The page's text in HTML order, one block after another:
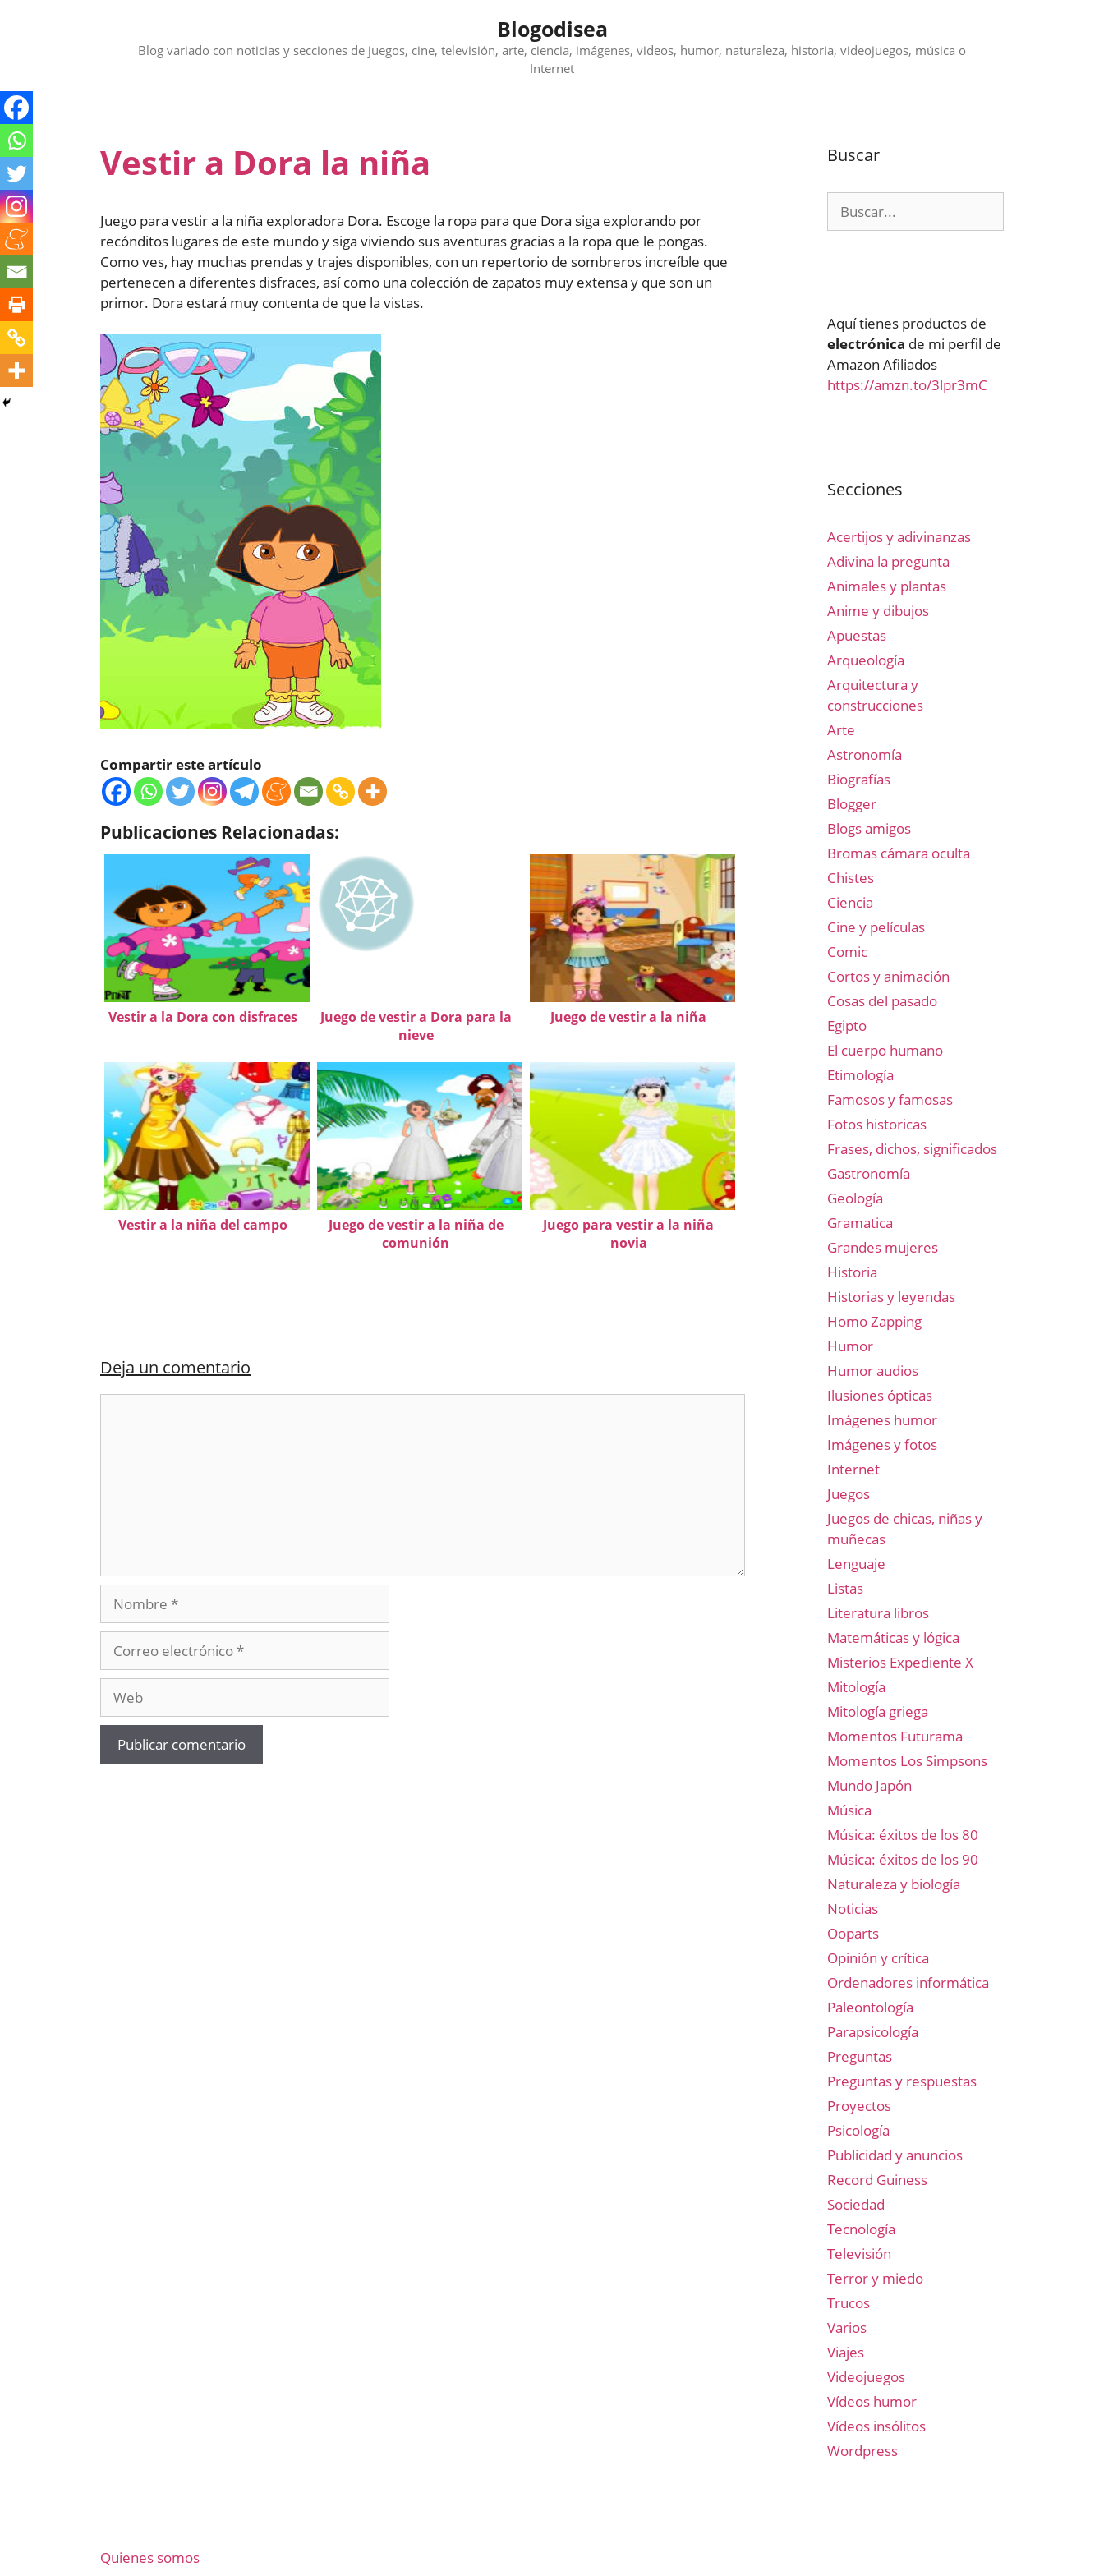
Blogodisea
Blog variado con noticias y secciones de juegos, cine, televisión, arte, ciencia, imágenes, videos, humor, naturaleza, historia, videojuegos, música o
Internet
Vestir a Dora la niña
Juego para vestir a la niña exploradora Dora. Escoge la ropa para que Dora siga explorando por
recónditos lugares de este mundo y siga viviendo sus aventuras gracias a la ropa que le pongas.
Como ves, hay muchas prendas y trajes disponibles, con un repertorio de sombreros increíble que
pertenecen a diferentes disfraces, así como una colección de zapatos muy extensa y que son un
primor. Dora estará muy contenta de que la vistas.
Compartir este artículo
Publicaciones Relacionadas:
Vestir a la Dora con disfraces
Juego de vestir a Dora para la
nieve
Juego de vestir a la niña
Vestir a la niña del campo
Juego de vestir a la niña de
comunión
Juego para vestir a la niña
novia
Deja un comentario
Nombre
electrónico
Buscar
Aquí tienes productos de
electrónica de mi perfil de
Amazon Afiliados
https://amzn.to/3lpr3mC
Secciones
Acertijos y adivinanzas
Adivina la pregunta
Animales y plantas
Anime y dibujos
Apuestas
Arqueología
Arquitectura y
construcciones
Arte
Astronomía
Biografías
Blogger
Blogs amigos
Bromas cámara oculta
Chistes
Ciencia
Cine y películas
Comic
Cortos y animación
Cosas del pasado
Egipto
El cuerpo humano
Etimología
Famosos y famosas
Fotos historicas
Frases, dichos, significados
Gastronomía
Geología
Gramatica
Grandes mujeres
Historia
Historias y leyendas
Homo Zapping
Humor
Humor audios
Ilusiones ópticas
Imágenes humor
Imágenes y fotos
Internet
Juegos
Juegos de chicas, niñas y
muñecas
Lenguaje
Listas
Literatura libros
Matemáticas y lógica
Misterios Expediente X
Mitología
Mitología griega
Momentos Futurama
Momentos Los Simpsons
Mundo Japón
Música
Música: éxitos de los 80
Música: éxitos de los 90
Naturaleza y biología
Noticias
Ooparts
Opinión y crítica
Ordenadores informática
Paleontología
Parapsicología
Preguntas
Preguntas y respuestas
Proyectos
Psicología
Publicidad y anuncios
Record Guiness
Sociedad
Tecnología
Televisión
Terror y miedo
Trucos
Varios
Viajes
Videojuegos
Vídeos humor
Vídeos insólitos
Wordpress
Quienes somos